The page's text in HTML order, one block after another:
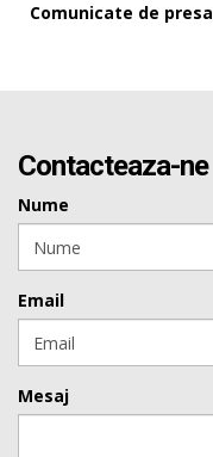
Comunicate de presa
Contacteaza-ne
Nume
Email
Mesaj